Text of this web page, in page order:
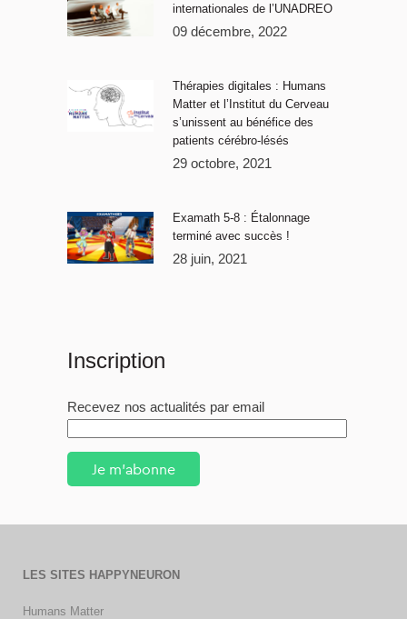
internationales de l’UNADREO
09 décembre, 2022
Thérapies digitales : Humans
Matter et l’Institut du Cerveau
s’unissent au bénéfice des
patients cérébro-lésés
29 octobre, 2021
Examath 5-8 : Étalonnage
terminé avec succès !
28 juin, 2021
Inscription
Recevez nos actualités par email
Je m'abonne
LES SITES HAPPYNEURON
Humans Matter